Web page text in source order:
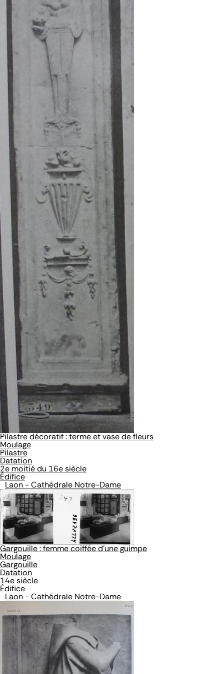
Pilastre décoratif : terme et vase de fleurs
Moulage
Pilastre
Datation
2e moitié du 16e siècle
Édifice
Laon - Cathédrale Notre-Dame
Gargouille : femme coiffée d'une guimpe
Moulage
Gargouille
Datation
14e siècle
Édifice
Laon - Cathédrale Notre-Dame